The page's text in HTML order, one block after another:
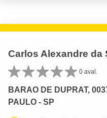
Carlos Alexandre da
0 aval.
BARAO DE DUPRAT,
PAULO - SP